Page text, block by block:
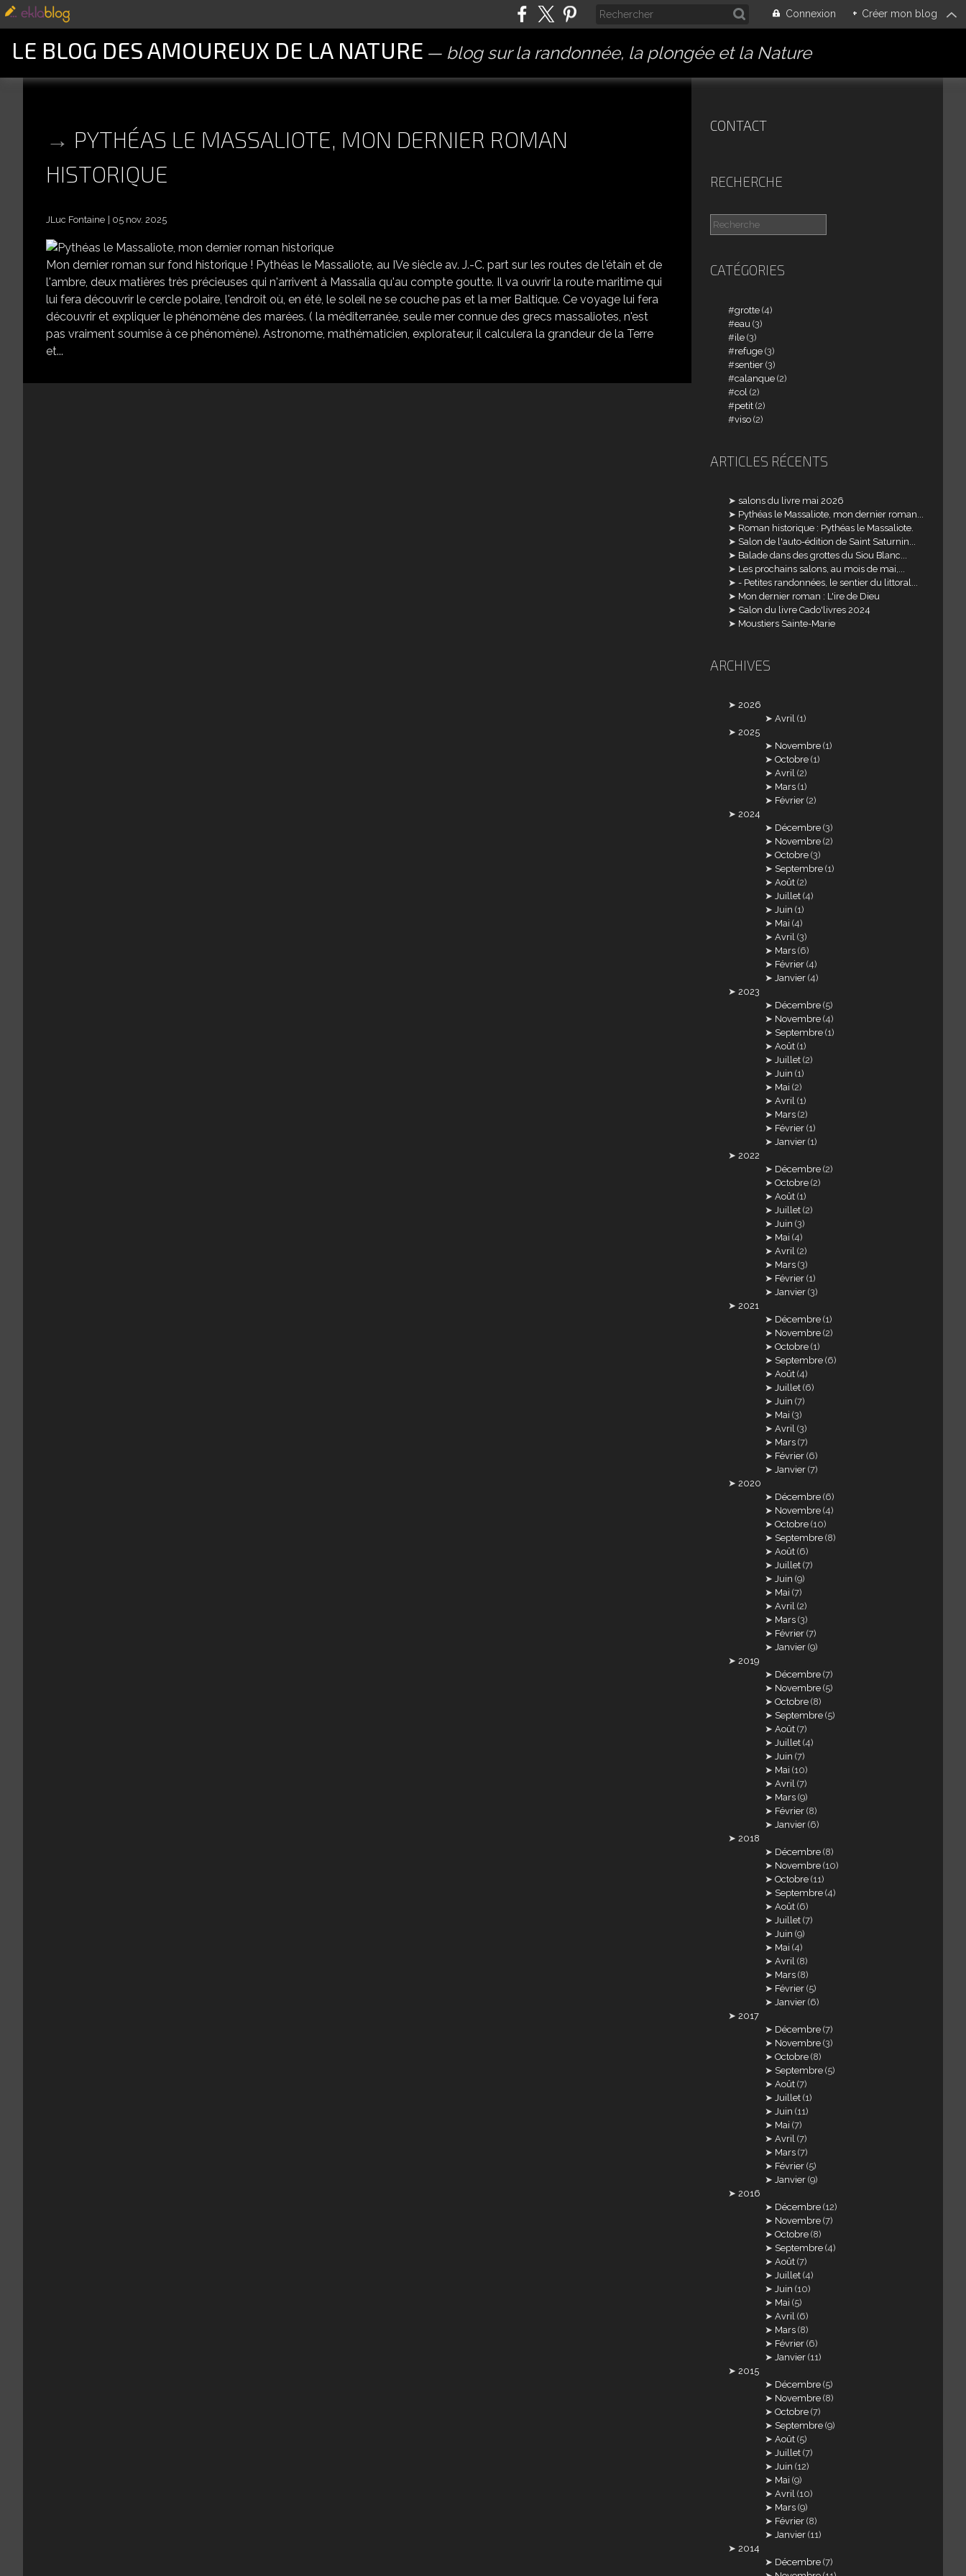
Connexion + Créer mon blog
LE BLOG DES AMOUREUX DE LA NATURE blog sur la randonnée, la plongée et la Nature
PYTHÉAS LE MASSALIOTE, MON DERNIER ROMAN
HISTORIQUE
JLuc Fontaine 05 nov. 2025
Mon dernier roman sur fond historique ! Pythéas le Massaliote, au IVe siècle av. J.-C. part sur les routes de l'étain et de
l'ambre, deux matières très précieuses qui n'arrivent à Massalia qu'au compte goutte. Il va ouvrir la route maritime qui
lui fera découvrir le cercle polaire, l'endroit où, en été, le soleil ne se couche pas et la mer Baltique. Ce voyage lui fera
découvrir et expliquer le phénomène des marées. ( la méditerranée, seule mer connue des grecs massaliotes, n'est
pas vraiment soumise à ce phénomène). Astronome, mathématicien, explorateur, il calculera la grandeur de la Terre
et...
CONTACT
RECHERCHE
CATÉGORIES
grotte (4)
eau (3)
ile (3)
refuge (3)
sentier (3)
calanque (2)
col (2)
petit (2)
viso (2)
ARTICLES RÉCENTS
salons du livre mai 2026
Pythéas le Massaliote, mon dernier roman...
Roman historique : Pythéas le Massaliote.
Salon de l'auto-édition de Saint Saturnin...
Balade dans des grottes du Siou Blanc...
Les prochains salons, au mois de mai,...
- Petites randonnées, le sentier du littoral...
Mon dernier roman : L'ire de Dieu
Salon du livre Cado'livres 2024
Moustiers Sainte-Marie
ARCHIVES
2026
Avril (1)
2025
Novembre (1)
Octobre (1)
Avril (2)
Mars (1)
Février (2)
2024
Décembre (3)
Novembre (2)
Octobre (3)
Septembre (1)
Août (2)
Juillet (4)
Juin (1)
Mai (4)
Avril (3)
Mars (6)
Février (4)
Janvier (4)
2023
Décembre (5)
Novembre (4)
Septembre (1)
Août (1)
Juillet (2)
Juin (1)
Mai (2)
Avril (1)
Mars (2)
Février (1)
Janvier (1)
2022
Décembre (2)
Octobre (2)
Août (1)
Juillet (2)
Juin (3)
Mai (4)
Avril (2)
Mars (3)
Février (1)
Janvier (3)
2021
Décembre (1)
Novembre (2)
Octobre (1)
Septembre (6)
Août (4)
Juillet (6)
Juin (7)
Mai (3)
Avril (3)
Mars (7)
Février (6)
Janvier (7)
2020
Décembre (6)
Novembre (4)
Octobre (10)
Septembre (8)
Août (6)
Juillet (7)
Juin (9)
Mai (7)
Avril (2)
Mars (3)
Février (7)
Janvier (9)
2019
Décembre (7)
Novembre (5)
Octobre (8)
Septembre (5)
Août (7)
Juillet (4)
Juin (7)
Mai (10)
Avril (7)
Mars (9)
Février (8)
Janvier (6)
2018
Décembre (8)
Novembre (10)
Octobre (11)
Septembre (4)
Août (6)
Juillet (7)
Juin (9)
Mai (4)
Avril (8)
Mars (8)
Février (5)
Janvier (6)
2017
Décembre (7)
Novembre (3)
Octobre (8)
Septembre (5)
Août (7)
Juillet (1)
Juin (11)
Mai (7)
Avril (7)
Mars (7)
Février (5)
Janvier (9)
2016
Décembre (12)
Novembre (7)
Octobre (8)
Septembre (4)
Août (7)
Juillet (4)
Juin (10)
Mai (5)
Avril (6)
Mars (8)
Février (6)
Janvier (11)
2015
Décembre (5)
Novembre (8)
Octobre (7)
Septembre (9)
Août (5)
Juillet (7)
Juin (12)
Mai (9)
Avril (10)
Mars (9)
Février (8)
Janvier (11)
2014
Décembre (7)